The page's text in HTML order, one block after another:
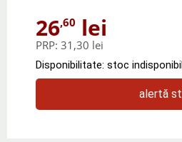
26,60 lei
PRP: 31,30 lei
Disponibilitate: stoc
alertă